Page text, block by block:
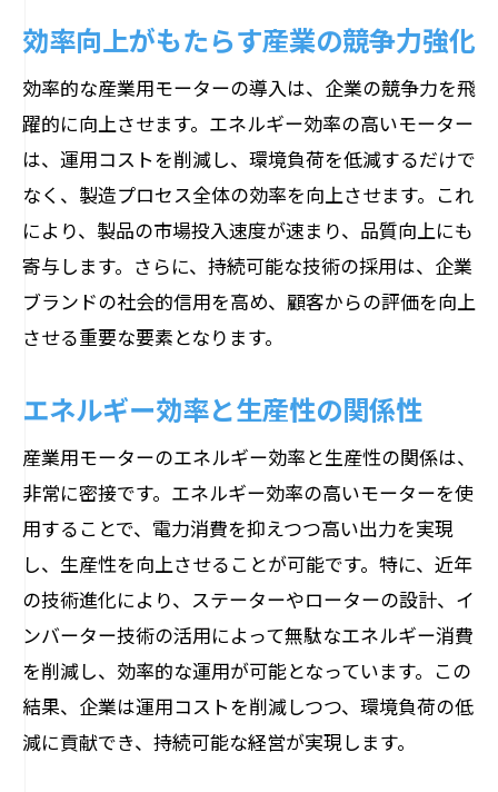
効率向上がもたらす産業の競争力強化
効率的な産業用モーターの導入は、企業の競争力を飛
躍的に向上させます。エネルギー効率の高いモーター
は、運用コストを削減し、環境負荷を低減するだけで
なく、製造プロセス全体の効率を向上させます。これ
により、製品の市場投入速度が速まり、品質向上にも
寄与します。さらに、持続可能な技術の採用は、企業
ブランドの社会的信用を高め、顧客からの評価を向上
させる重要な要素となります。
エネルギー効率と生産性の関係性
産業用モーターのエネルギー効率と生産性の関係は、
非常に密接です。エネルギー効率の高いモーターを使
用することで、電力消費を抑えつつ高い出力を実現
し、生産性を向上させることが可能です。特に、近年
の技術進化により、ステーターやローターの設計、イ
ンバーター技術の活用によって無駄なエネルギー消費
を削減し、効率的な運用が可能となっています。この
結果、企業は運用コストを削減しつつ、環境負荷の低
減に貢献でき、持続可能な経営が実現します。